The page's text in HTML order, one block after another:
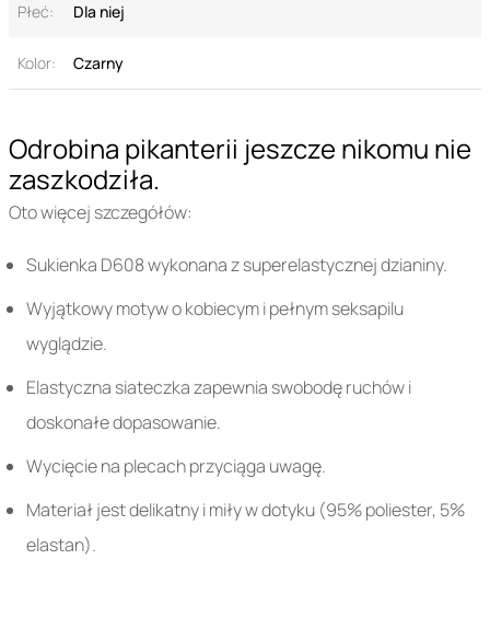
Odrobina pikanterii jeszcze nikomu nie
zaszkodziła.
Oto więcej szczegółów:
Sukienka D608 wykonana z superelastycznej dzianiny.
Wyjątkowy motyw o kobiecym i pełnym seksapilu
wyglądzie.
Elastyczna siateczka zapewnia swobodę ruchów i
doskonałe dopasowanie.
Wycięcie na plecach przyciąga uwagę.
Materiał jest delikatny i miły w dotyku (95% poliester, 5%
elastan).
Płeć: Dla niej
Kolor: Czarny